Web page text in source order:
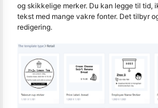
og skikkelige merker. Du kan legge til tid,
tekst med mange vakre fonter. Det tilbyr
redigering.